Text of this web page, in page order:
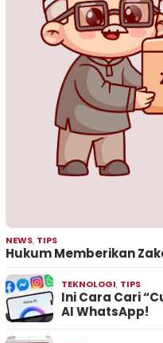
NEWS, TIPS
Hukum Memberikan
TEKNOLOGI, TIPS
Ini Cara Cari
AI WhatsApp!